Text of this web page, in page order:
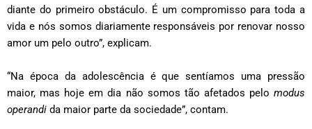
diante do primeiro obstáculo. É um compromisso para toda a
vida e nós somos diariamente responsáveis por renovar nosso
amor um pelo outro”, explicam.
“Na época da adolescência é que sentíamos uma pressão
maior, mas hoje em dia não somos tão afetados pelo modus
operandi da maior parte da sociedade”, contam.